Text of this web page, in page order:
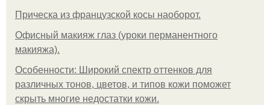
Прическа из французской косы наоборот.
Офисный макияж глаз (уроки перманентного
макияжа).
Особенности: Широкий спектр оттенков для
различных тонов, цветов, и типов кожи поможет
скрыть многие недостатки кожи.